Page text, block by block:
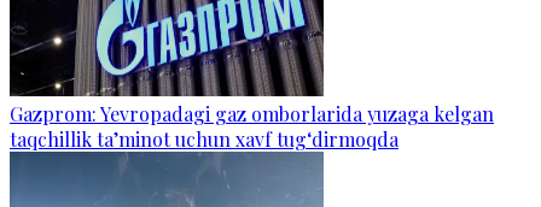
Gazprom: Yevropadagi gaz omborlarida yuzaga kelgan
taqchillik ta’minot uchun xavf tug‘dirmoqda